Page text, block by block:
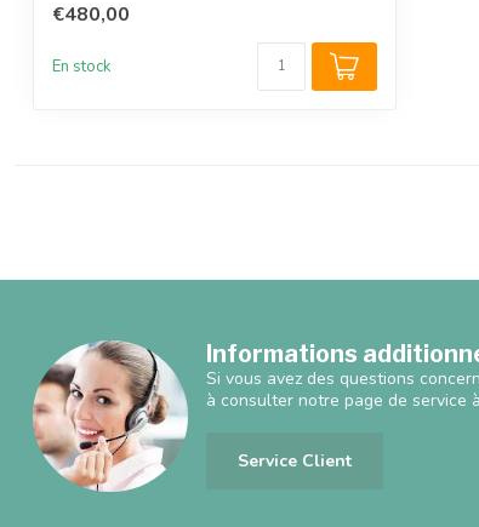
€480,00
En stock
Informations
Si vous avez des questions
à consulter notre page de service
Service Client